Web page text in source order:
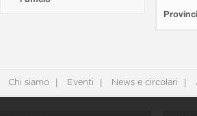
Chi siamo Eventi News e circolari